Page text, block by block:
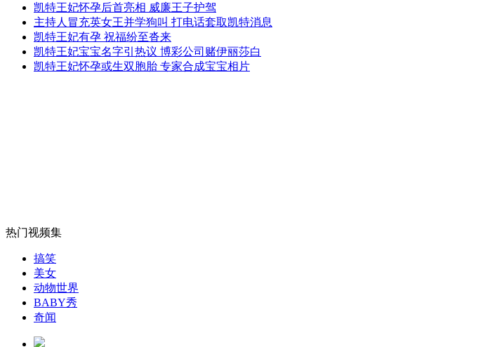
实拍"墨镜女"地铁乱扔橘子皮引众怒
无痛分娩是否安全 医生回应
外交部：反对强权政治霸凌主义
凯特王妃怀孕后首亮相 威廉王子护驾
主持人冒充英女王并学狗叫 打电话套取凯特消息
凯特王妃有孕 祝福纷至沓来
凯特王妃宝宝名字引热议 博彩公司赌伊丽莎白
凯特王妃怀孕或生双胞胎 专家合成宝宝相片
热门视频集
搞笑
美女
动物世界
BABY秀
奇闻